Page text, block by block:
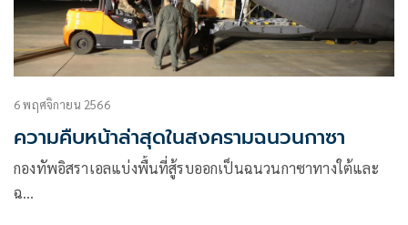
6 พฤศจิกายน 2566
ความคืบหน้าล่าสุดในสงครามฉนวนกาซา
กองทัพอิสราเอลแบ่งพื้นที่สู้รบออกเป็นฉนวนกาซาทางใต้และ
ฉ…